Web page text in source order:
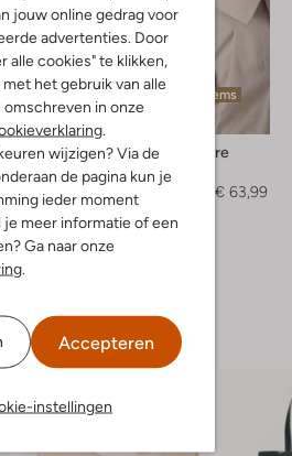
jouw online gedrag voor
advertenties. Door
alle cookies" te klikken,
het gebruik van alle
omschreven in onze
wijzigen? Via de
de pagina kun je
ieder moment
je meer informatie of een
Ga naar onze
Accepteren
instellingen
Laatste items
Co'couture
Gilet
€ 63,99